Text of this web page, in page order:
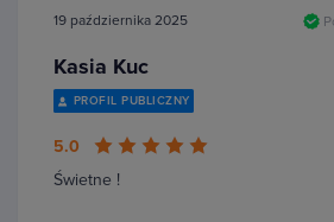
19 października 2025
Kasia Kuc
PROFIL PUBLICZNY
5.0
Świetne !